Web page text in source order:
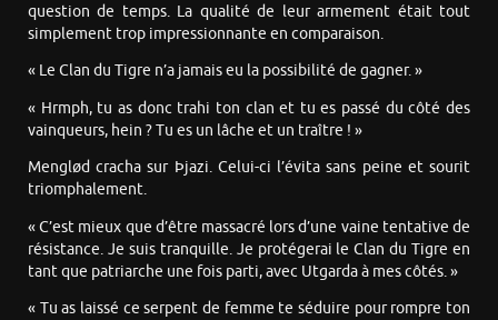
question de temps. La qualité de leur armement était tout
simplement trop impressionnante en comparaison.
« Le Clan du Tigre n’a jamais eu la possibilité de gagner. »
« Hrmph, tu as donc trahi ton clan et tu es passé du côté des
vainqueurs, hein ? Tu es un lâche et un traître ! »
Menglød cracha sur Þjazi. Celui-ci l’évita sans peine et sourit
triomphalement.
« C’est mieux que d’être massacré lors d’une vaine tentative de
résistance. Je suis tranquille. Je protégerai le Clan du Tigre en
tant que patriarche une fois parti, avec Utgarda à mes côtés. »
« Tu as laissé ce serpent de femme te séduire pour rompre ton